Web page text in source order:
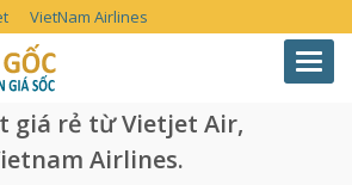
VietNam Airlines
giá rẻ từ Vietjet Air,
Airlines.